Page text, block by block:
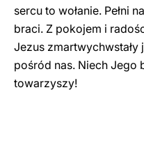
sercu to wołanie. Pełni
braci. Z pokojem i
Jezus zmartwychwstały
pośród nas. Niech Jego
towarzyszy!